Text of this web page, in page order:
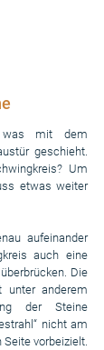
mit dem
geschieht.
Um
etwas weiter
aufeinander
auch eine
Die
unter anderem
der Steine
nicht am
Seite vorbeizielt.